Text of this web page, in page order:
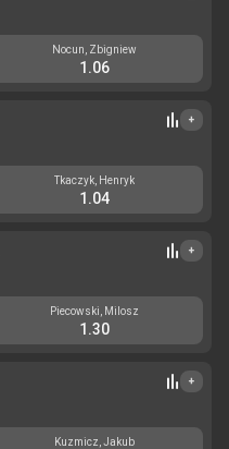
Nocun, Zbigniew
1.06
+
Tkaczyk, Henryk
1.04
+
Piecowski, Milosz
1.30
+
Kuzmicz, Jakub